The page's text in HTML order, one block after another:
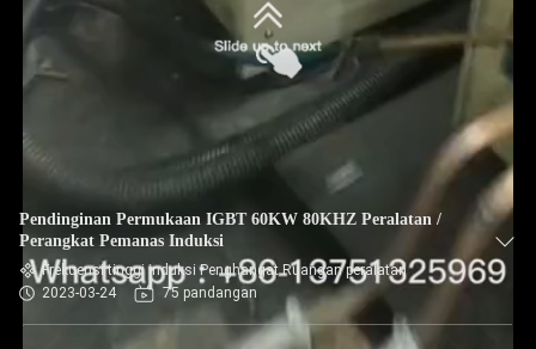
Pendinginan Permukaan IGBT 60KW 80KHZ Peralatan /
Perangkat Pemanas Induksi
Frekuensi tinggi induksi Penghangat Ruangan peralatan
2023-03-24
75 pandangan